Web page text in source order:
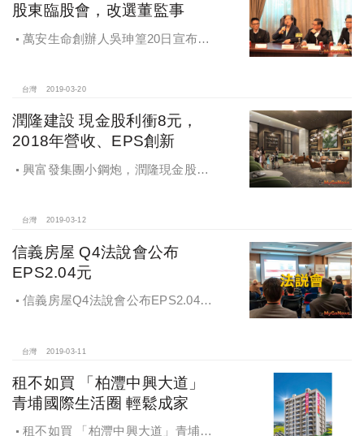
股東臨股會，改選董監事
萬安生命創辦人吳珅篁20日宣布，
台灣 2019-03-20
潤隆建設 現金股利衝8元，
2018年營收、EPS創新
興富發集團小鋼炮，潤隆現金股利
台灣 2019-03-12
信義房屋 Q4法說會公布
EPS2.04元
信義房屋Q4法說會公布EPS2.04元
台灣 2019-03-11
租不如買 「柏灃中興大道」
青埔國際生活圈 輕鬆成家
租不如買 「柏灃中興大道」青埔國